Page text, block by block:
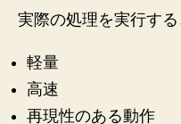
実際の処理を実行する
軽量
高速
再現性のある動作